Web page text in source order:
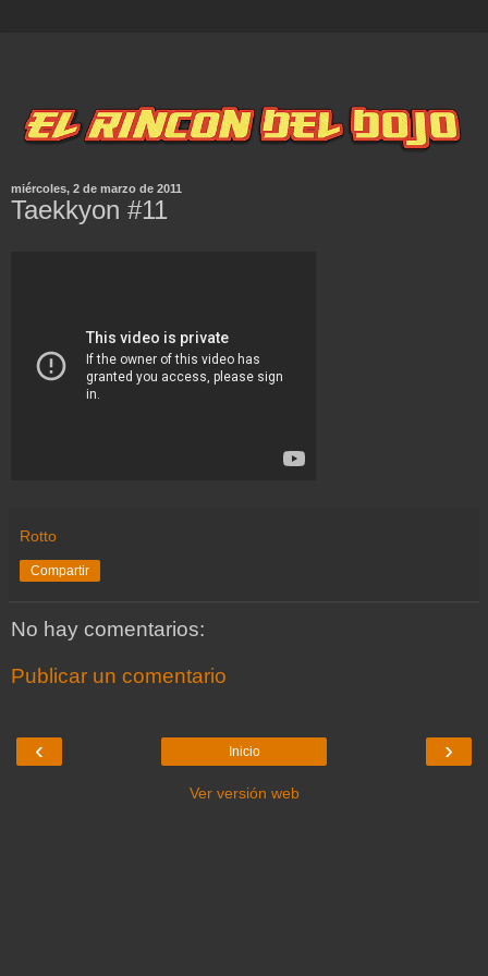
miércoles, 2 de marzo de 2011
Taekkyon #11
Rotto
Compartir
No hay comentarios:
Publicar un comentario
‹ ›
Inicio
Ver versión web